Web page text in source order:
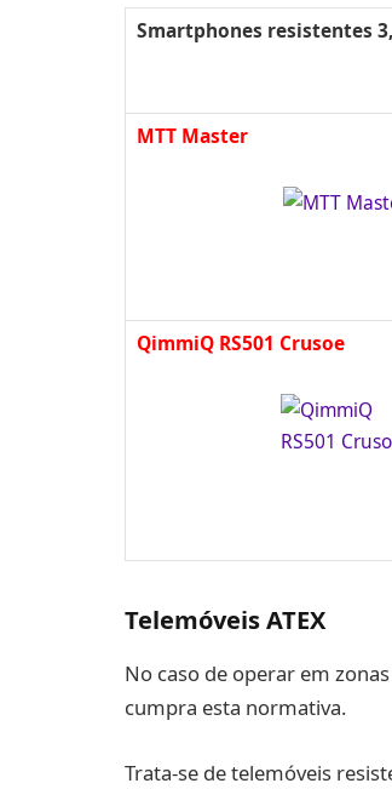
Smartphones resistentes
MTT Master
QimmiQ RS501 Crusoe
Telemóveis ATEX
No caso de operar em
cumpra esta normativa.
Trata-se de telemóveis